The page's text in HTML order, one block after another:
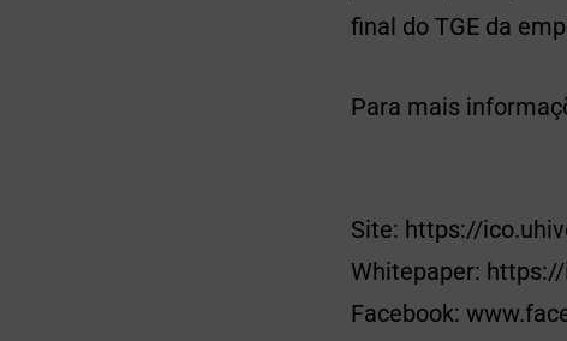
final do TGE da
Para mais
Site: https://
Whitepaper:
Facebook: